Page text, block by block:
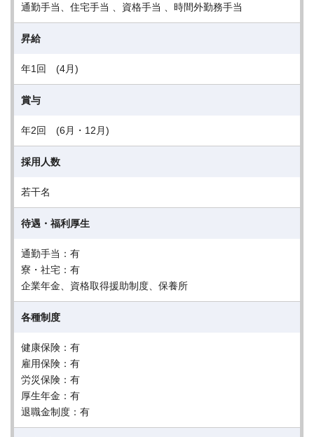
通勤手当、住宅手当 、資格手当 、時間外勤務手当
昇給
年1回 (4月)
賞与
年2回 (6月・12月)
採用人数
若干名
待遇・福利厚生
通勤手当：有
寮・社宅：有
企業年金、資格取得援助制度、保養所
各種制度
健康保険：有
雇用保険：有
労災保険：有
厚生年金：有
退職金制度：有